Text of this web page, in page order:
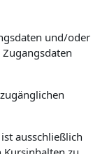
und/oder
ausschließlich